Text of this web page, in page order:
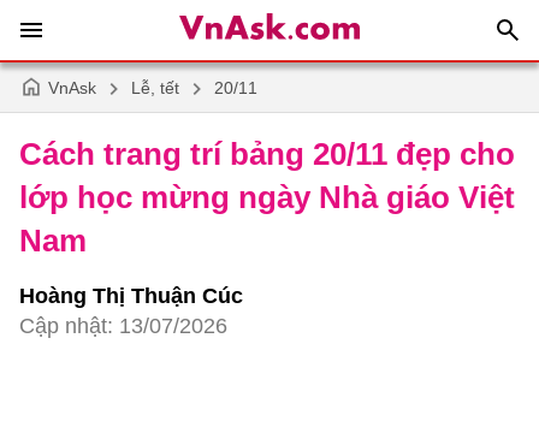
VnAsk Lễ, tết 20/11
Cách trang trí bảng 20/11 đẹp cho
lớp học mừng ngày Nhà giáo Việt
Nam
Hoàng Thị Thuận Cúc
Cập nhật: 13/07/2026